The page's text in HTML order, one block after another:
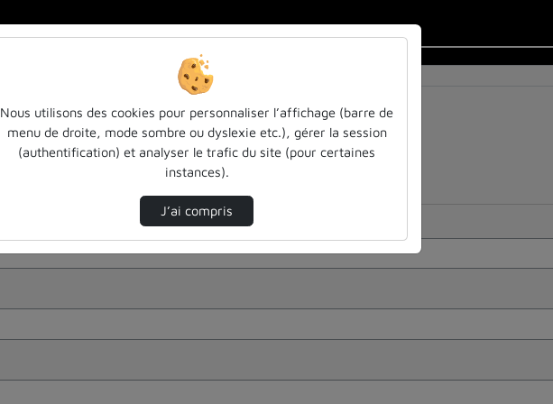
Nous utilisons des cookies pour personnaliser l’affichage (barre de
menu de droite, mode sombre ou dyslexie etc.), gérer la session
(authentification) et analyser le trafic du site (pour certaines
instances).
J’ai compris